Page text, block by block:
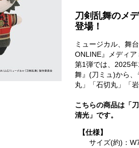
刀剣乱舞のメ
登場！
ミュージカル、舞
ONLINE』メディア
第1弾では、2025
舞』(刀ミュ)から
丸」「石切丸」「
こちらの商品は「
清光」です。
【仕様】
サイズ(約)：